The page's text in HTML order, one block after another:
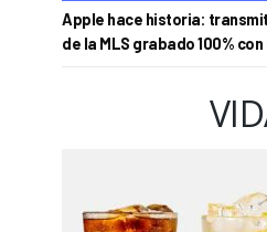
Apple hace historia:
de la MLS grabado 100% con